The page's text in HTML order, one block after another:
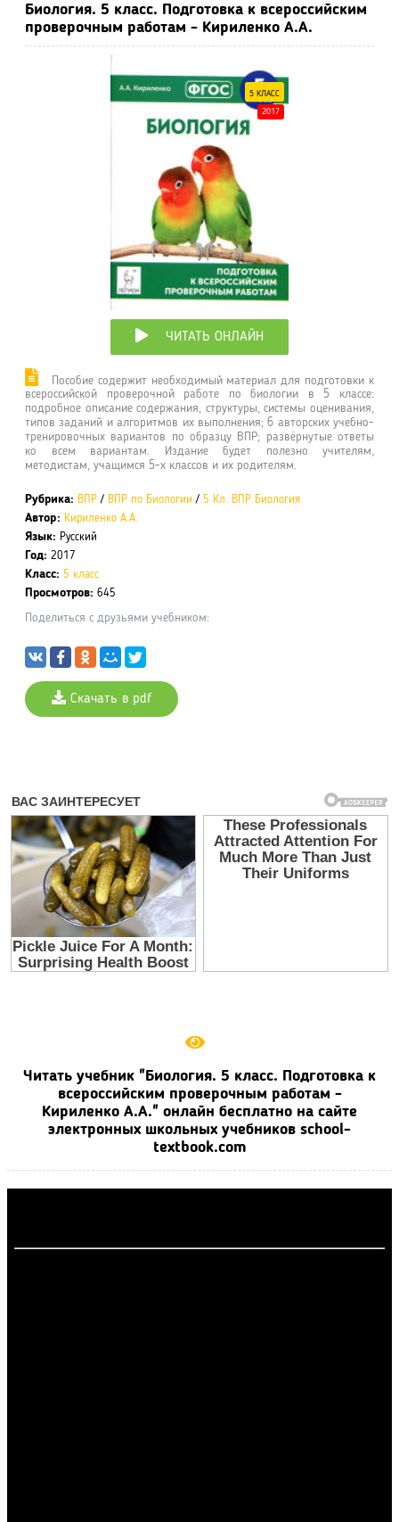
Биология. 5 класс. Подготовка к всероссийским
проверочным работам - Кириленко А.А.
5 КЛАСС
2017
ЧИТАТЬ ОНЛАЙН
Пособие содержит необходимый материал для подготовки к
всероссийской проверочной работе по биологии в 5 классе:
подробное описание содержания, структуры, системы оценивания,
типов заданий и алгоритмов их выполнения; 6 авторских учебно-
тренировочных вариантов по образцу ВПР; развёрнутые ответы
ко всем вариантам. Издание будет полезно учителям,
методистам, учащимся 5-х классов и их родителям.
Рубрика: ВПР / ВПР по Биологии / 5 Кл. ВПР Биология
Автор: Кириленко А.А.
Язык: Русский
Год: 2017
Класс: 5 класс
Просмотров: 645
Поделиться с друзьями учебником:
Скачать в pdf
Читать учебник "Биология. 5 класс. Подготовка к
всероссийским проверочным работам -
Кириленко А.А." онлайн бесплатно на сайте
электронных школьных учебников school-
textbook.com